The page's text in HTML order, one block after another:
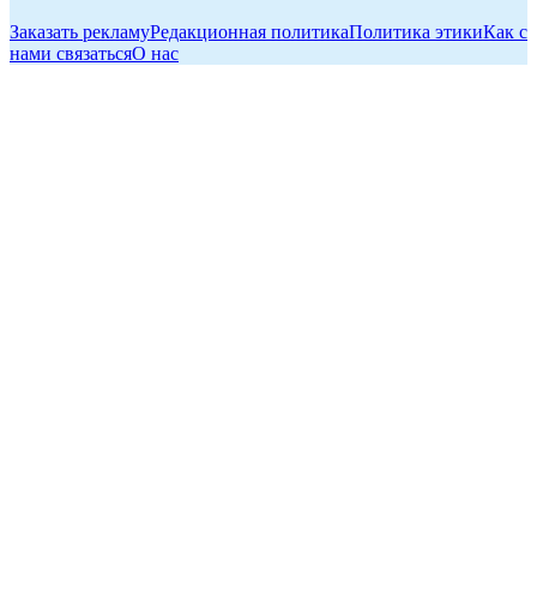
Заказать рекламуРедакционная политикаПолитика этикиКак с
нами связатьсяО нас